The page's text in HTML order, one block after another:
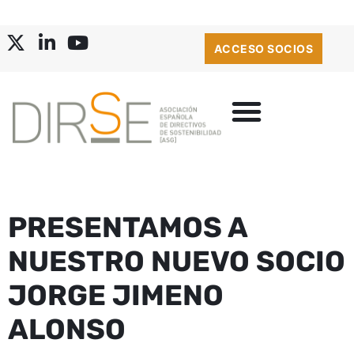
ACCESO SOCIOS
PRESENTAMOS A
NUESTRO NUEVO SOCIO
JORGE JIMENO
ALONSO